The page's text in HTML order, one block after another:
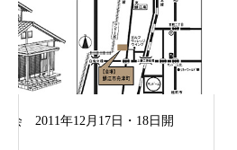
「洋風住宅完成内見会」2003